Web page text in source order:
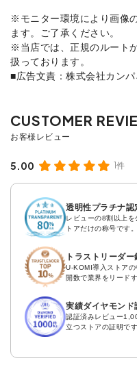
※モニター環境により画像
ます。ご了承ください。
※当店では、正規のルート
扱っております。
■広告文責：株式会社カンパ
5.00 1件
透明性プラチナ認
レビューの8割以上
トアだけの称号です。
トラストリーダー
U-KOMI導入ストア
開数で業界をリード
実績ダイヤモンド
認証済みレビュー
立つストアの証明です